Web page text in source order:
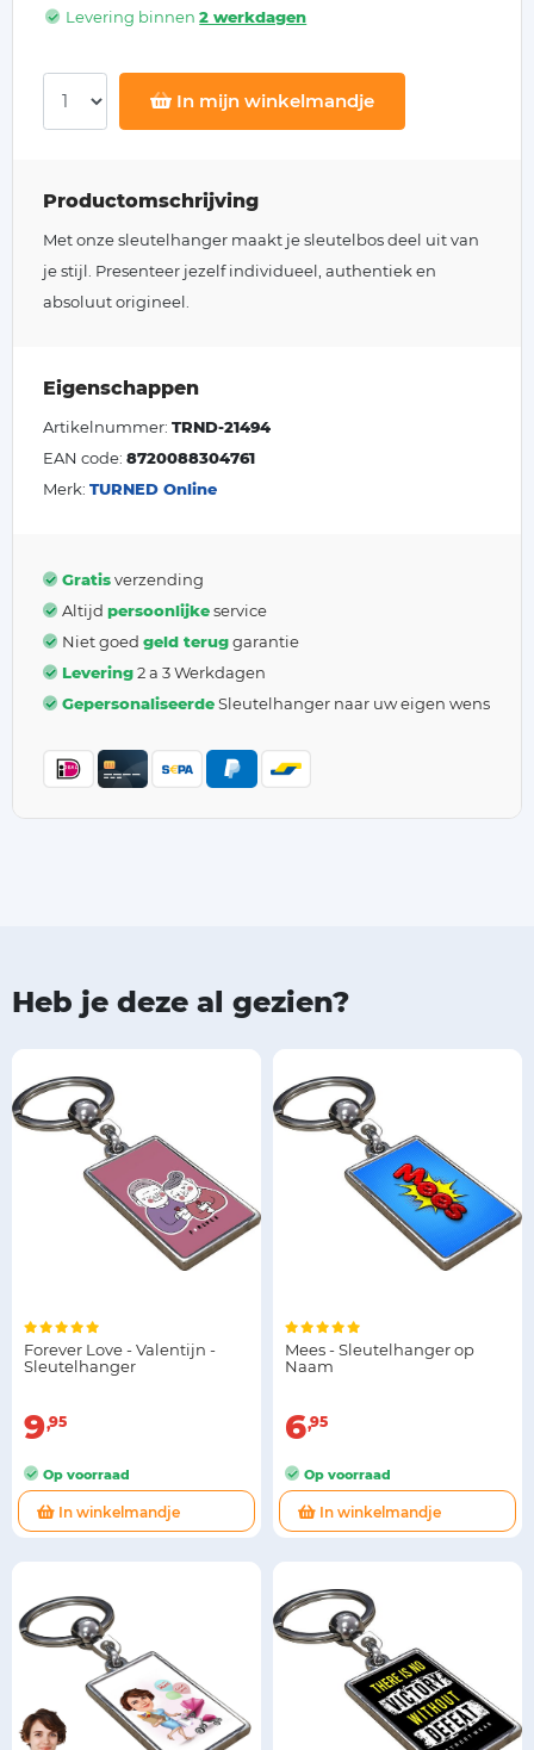
Levering binnen2 werkdagen
In mijn winkelmandje
Productomschrijving
Met onze sleutelhanger maakt je sleutelbos deel uit van
je stijl. Presenteer jezelf individueel, authentiek en
absoluut origineel.
Eigenschappen
Artikelnummer: TRND-21494
EAN code: 8720088304761
Merk: TURNED Online
Gratisverzending
Altijd persoonlijkeservice
Niet goed geld teruggarantie
Levering2 a 3 Werkdagen
GepersonaliseerdeSleutelhanger naar uw eigen wens
Heb je deze al gezien?
Forever Love - Valentijn -
Sleutelhanger
9 95
Op voorraad
In winkelmandje
Mees - Sleutelhanger op
Naam
6 95
Op voorraad
In winkelmandje